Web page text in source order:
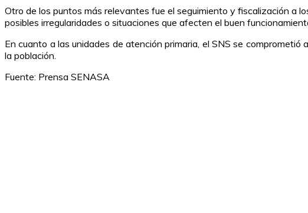
Otro de los puntos más relevantes fue el seguimiento y fiscalización a
posibles irregularidades o situaciones que afecten el buen
En cuanto a las unidades de atención primaria, el SNS se
la población.
Fuente: Prensa SENASA